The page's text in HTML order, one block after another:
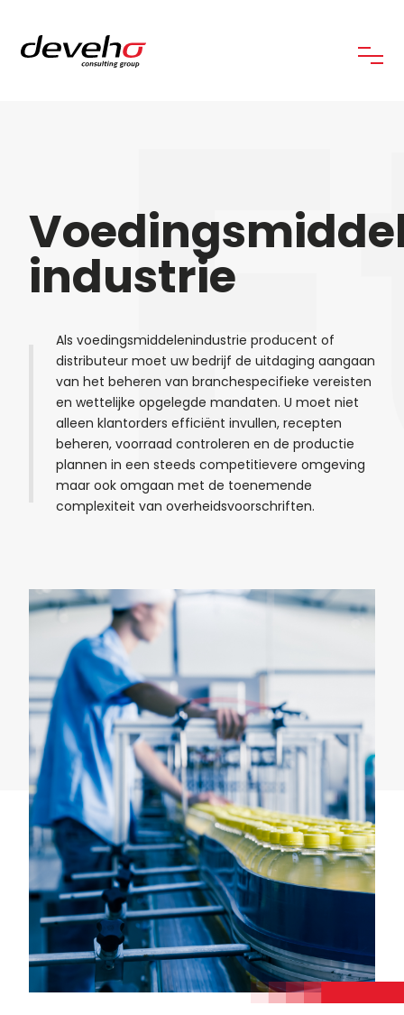
industrie
Als voedingsmiddelenindustrie producent of
distributeur moet uw bedrijf de uitdaging aangaan
van het beheren van branchespecifieke vereisten
en wettelijke opgelegde mandaten. U moet niet
alleen klantorders efficiënt invullen, recepten
beheren, voorraad controleren en de productie
plannen in een steeds competitievere omgeving
maar ook omgaan met de toenemende
complexiteit van overheidsvoorschriften.